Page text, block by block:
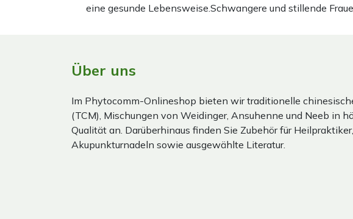
eine gesunde Lebensweise.Schwangere und stillende
Über uns
Im Phytocomm-Onlineshop bieten wir traditionelle
(TCM), Mischungen von Weidinger, Ansuhenne und Neeb in
Qualität an. Darüberhinaus finden Sie Zubehör für Heilpraktiker,
Akupunkturnadeln sowie ausgewählte Literatur.